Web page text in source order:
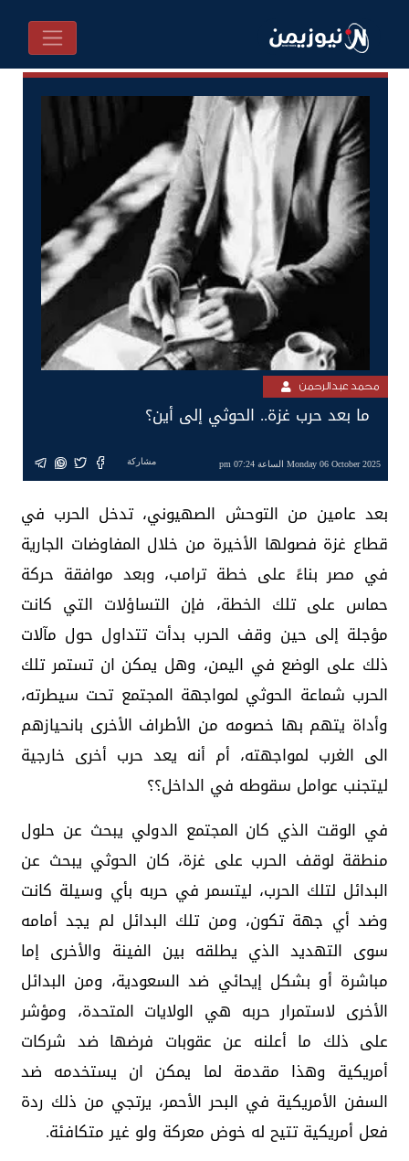
محمد عبدالرحمن
ما بعد حرب غزة.. الحوثي إلى أين؟
Monday 06 October 2025 الساعة 07:24 pm مشاركة
بعد عامين من التوحش الصهيوني، تدخل الحرب في
قطاع غزة فصولها الأخيرة من خلال المفاوضات الجارية
في مصر بناءً على خطة ترامب، وبعد موافقة حركة
حماس على تلك الخطة، فإن التساؤلات التي كانت
مؤجلة إلى حين وقف الحرب بدأت تتداول حول مآلات
ذلك على الوضع في اليمن، وهل يمكن ان تستمر تلك
الحرب شماعة الحوثي لمواجهة المجتمع تحت سيطرته،
وأداة يتهم بها خصومه من الأطراف الأخرى بانحيازهم
الى الغرب لمواجهته، أم أنه يعد حرب أخرى خارجية
ليتجنب عوامل سقوطه في الداخل؟؟
في الوقت الذي كان المجتمع الدولي يبحث عن حلول
منطقة لوقف الحرب على غزة، كان الحوثي يبحث عن
البدائل لتلك الحرب، ليتسمر في حربه بأي وسيلة كانت
وضد أي جهة تكون، ومن تلك البدائل لم يجد أمامه
سوى التهديد الذي يطلقه بين الفينة والأخرى إما
مباشرة أو بشكل إيحائي ضد السعودية، ومن البدائل
الأخرى لاستمرار حربه هي الولايات المتحدة، ومؤشر
على ذلك ما أعلنه عن عقوبات فرضها ضد شركات
أمريكية وهذا مقدمة لما يمكن ان يستخدمه ضد
السفن الأمريكية في البحر الأحمر، يرتجي من ذلك ردة
فعل أمريكية تتيح له خوض معركة ولو غير متكافئة.